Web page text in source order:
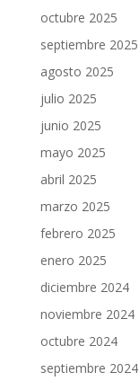
octubre 2025
septiembre 2025
agosto 2025
julio 2025
junio 2025
mayo 2025
abril 2025
marzo 2025
febrero 2025
enero 2025
diciembre 2024
noviembre 2024
octubre 2024
septiembre 2024